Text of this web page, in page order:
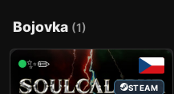
Bojovka (1)
✨✏️
STEAM